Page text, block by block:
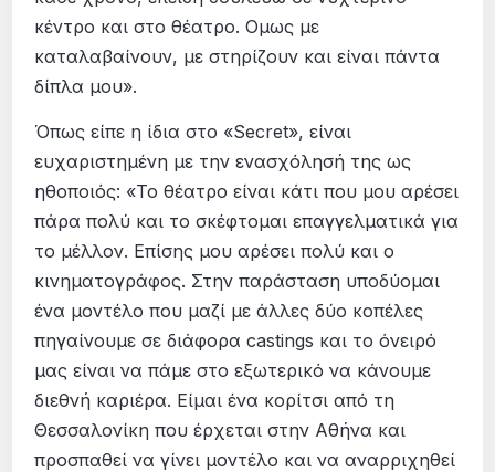
κέντρο και στο θέατρο. Ομως με
καταλαβαίνουν, με στηρίζουν και είναι πάντα
δίπλα μου».
Όπως είπε η ίδια στο «Secret», είναι
ευχαριστημένη με την ενασχόλησή της ως
ηθοποιός: «Το θέατρο είναι κάτι που μου αρέσει
πάρα πολύ και το σκέφτομαι επαγγελματικά για
το μέλλον. Επίσης μου αρέσει πολύ και ο
κινηματογράφος. Στην παράσταση υποδύομαι
ένα μοντέλο που μαζί με άλλες δύο κοπέλες
πηγαίνουμε σε διάφορα castings και το όνειρό
μας είναι να πάμε στο εξωτερικό να κάνουμε
διεθνή καριέρα. Είμαι ένα κορίτσι από τη
Θεσσαλονίκη που έρχεται στην Αθήνα και
προσπαθεί να γίνει μοντέλο και να αναρριχηθεί